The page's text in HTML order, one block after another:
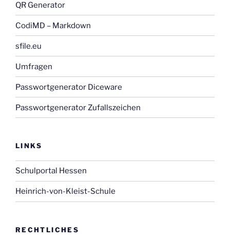
QR Generator
CodiMD – Markdown
sfile.eu
Umfragen
Passwortgenerator Diceware
Passwortgenerator Zufallszeichen
LINKS
Schulportal Hessen
Heinrich-von-Kleist-Schule
RECHTLICHES